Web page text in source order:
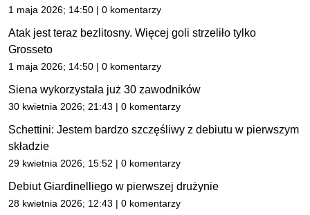
1 maja 2026; 14:50 | 0 komentarzy
Atak jest teraz bezlitosny. Więcej goli strzeliło tylko
Grosseto
1 maja 2026; 14:50 | 0 komentarzy
Siena wykorzystała już 30 zawodników
30 kwietnia 2026; 21:43 | 0 komentarzy
Schettini: Jestem bardzo szczęśliwy z debiutu w pierwszym
składzie
29 kwietnia 2026; 15:52 | 0 komentarzy
Debiut Giardinelliego w pierwszej drużynie
28 kwietnia 2026; 12:43 | 0 komentarzy